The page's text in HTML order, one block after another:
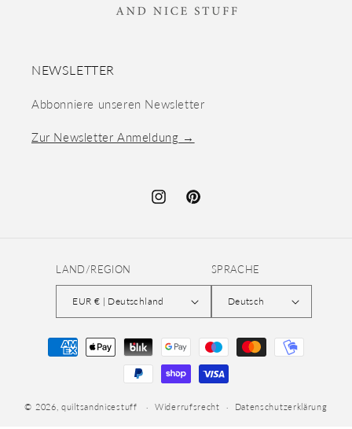
NEWSLETTER
Abbonniere unseren Newsletter
Zur Newsletter Anmeldung →
InstagramPinterest
LAND/REGION
EUR € | Deutschland
SPRACHE
Deutsch
Zahlungsmethoden
© 2026,quiltsandnicestuff Widerrufsrecht Datenschutzerklärung